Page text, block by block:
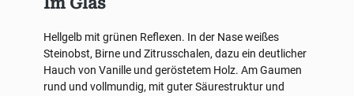
Hellgelb mit grünen Reflexen. In der Nase weißes
Steinobst, Birne und Zitrusschalen, dazu ein deutlicher
Hauch von Vanille und geröstetem Holz. Am Gaumen
rund und vollmundig, mit guter Säurestruktur und